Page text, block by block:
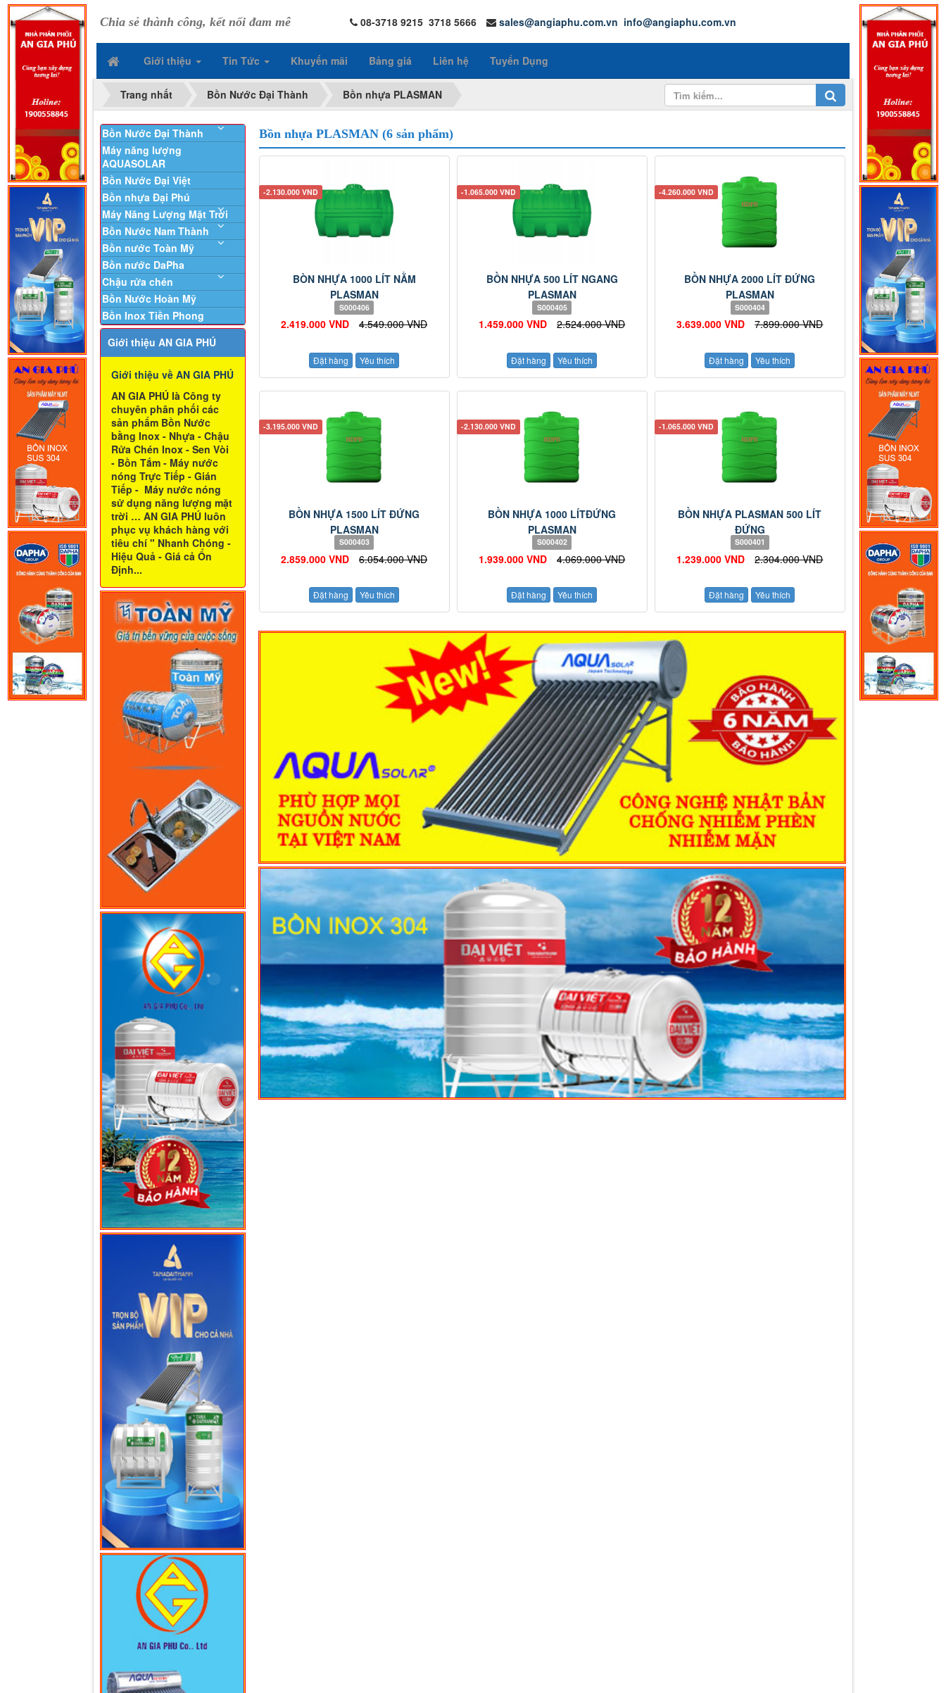
Chia sẻ thành công, kết nối đam mê 08-3718 9215 3718 5666 sales@angiaphu.com.vn info@angiaphu.com.vn
Giới thiệu Tin Tức Khuyến mãi Bảng giá Liên hệ Tuyển Dụng
Trang nhất Bồn Nước Đại Thành Bồn nhựa PLASMAN
Bồn nhựa PLASMAN (6 sản phẩm)
-2.130.000 VND
BÒN NHỰA 1000 LÍT NẰM
PLASMAN
S000406
2.419.000 VND 4.549.000 VND
Đặt hàng Yêu thích
-1.065.000 VND
BỒN NHỰA 500 LÍT NGANG
PLASMAN
S000405
1.459.000 VND 2.524.000 VND
Đặt hàng Yêu thích
-4.260.000 VND
BỒN NHỰA 2000 LÍT ĐỨNG
PLASMAN
S000404
3.639.000 VND 7.899.000 VND
Đặt hàng Yêu thích
-3.195.000 VND
BỒN NHỰA 1500 LÍT ĐỨNG
PLASMAN
S000403
2.859.000 VND 6.054.000 VND
Đặt hàng Yêu thích
-2.130.000 VND
BỒN NHỰA 1000 LÍTĐỨNG
PLASMAN
S000402
1.939.000 VND 4.069.000 VND
Đặt hàng Yêu thích
-1.065.000 VND
BỒN NHỰA PLASMAN 500 LÍT
ĐỨNG
S000401
1.239.000 VND 2.304.000 VND
Đặt hàng Yêu thích
Bồn Nước Đại Thành
Máy năng lượng
AQUASOLAR
Bồn Nước Đại Việt
Bồn nhựa Đại Phú
Máy Năng Lượng Mặt Trời
Bồn Nước Nam Thành
Bồn nước Toàn Mỹ
Bồn nước DaPha
Chậu rửa chén
Bồn Nước Hoàn Mỹ
Bồn Inox Tiền Phong
Giới thiệu AN GIA PHÚ
Giới thiệu về AN GIA PHÚ
AN GIA PHÚ là Công ty
chuyên phân phối các
sản phẩm Bồn Nước
bằng Inox - Nhựa - Chậu
Rửa Chén Inox - Sen Vòi
- Bồn Tắm - Máy nước
nóng Trực Tiếp - Gián
Tiếp - Máy nước nóng
sử dụng năng lượng mặt
trời … AN GIA PHÚ luôn
phục vụ khách hàng với
tiêu chí " Nhanh Chóng -
Hiệu Quả - Giá cả Ổn
Định...